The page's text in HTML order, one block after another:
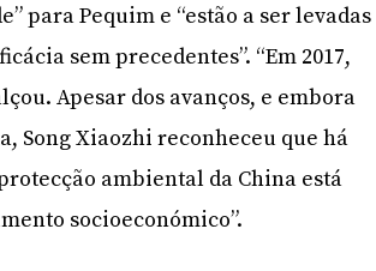
para Pequim e “estão a ser levadas
sem precedentes”. “Em 2017,
Apesar dos avanços, e embora
Song Xiaozhi reconheceu que há
ambiental da China está
socioeconómico”.